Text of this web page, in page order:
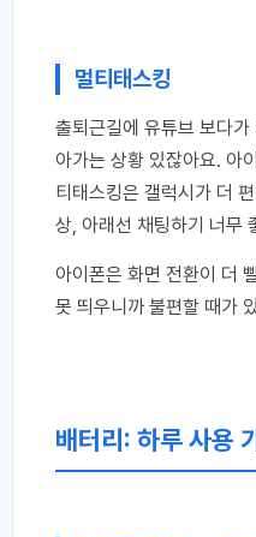
멀티태스킹
출퇴근길에 유튜브 보다
아가는 상황 있잖아요. 아
티태스킹은 갤럭시가 더
상, 아래선 채팅하기 너무
아이폰은 화면 전환이 더
못 띄우니까 불편할 때가
배터리: 하루 사용